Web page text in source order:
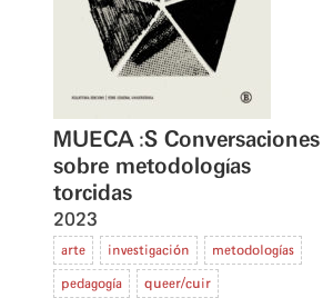
MUECA :S Conversaciones
sobre metodologías
torcidas
2023
arte investigación metodologías
pedagogía queer/cuir